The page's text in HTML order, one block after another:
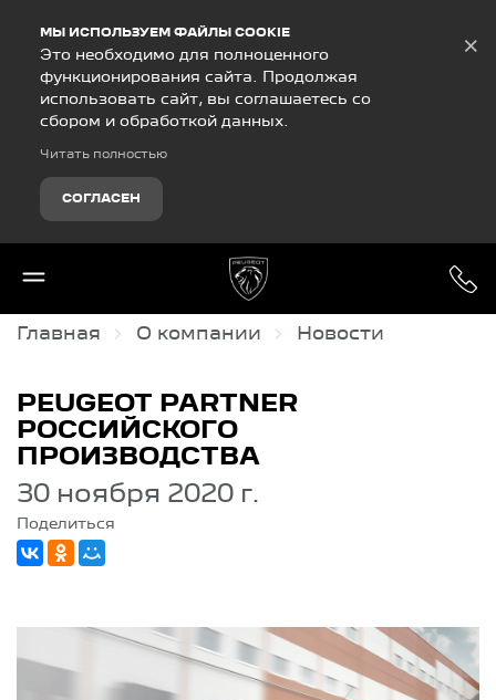
МЫ ИСПОЛЬЗУЕМ ФАЙЛЫ COOKIE
Это необходимо для полноценного
функционирования сайта. Продолжая
использовать сайт, вы соглашаетесь со
сбором и обработкой данных.
Читать полностью
СОГЛАСЕН
×
Главная О компании Новости
PEUGEOT PARTNER
РОССИЙСКОГО
ПРОИЗВОДСТВА
30 ноября 2020 г.
Поделиться